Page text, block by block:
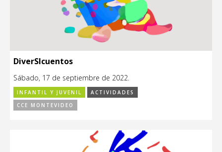
DiverSIcuentos
Sábado, 17 de septiembre de 2022.
INFANTIL Y JUVENIL
ACTIVIDADES
CCE MONTEVIDEO